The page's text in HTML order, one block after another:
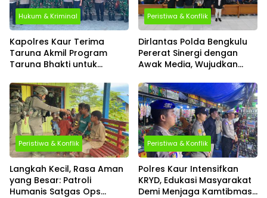
Hukum & Kriminal
Kapolres Kaur Terima
Taruna Akmil Program
Taruna Bhakti untuk
Rakyat Kabupaten Kaur
Peristiwa & Konflik
Dirlantas Polda Bengkulu
Pererat Sinergi dengan
Awak Media, Wujudkan
dan Berkualitas
Peristiwa & Konflik
Langkah Kecil, Rasa Aman
yang Besar: Patroli
Humanis Satgas Ops
Peristiwa & Konflik
Polres Kaur Intensifkan
KRYD, Edukasi Masyarakat
Demi Menjaga Kamtibmas